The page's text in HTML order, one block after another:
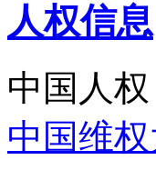
人权信息
中国人权
中国维